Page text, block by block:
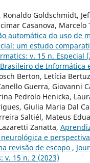
Ronaldo Goldschmidt,
Casanova, Marcelo
automática do uso de
um estudo
v. 15 n. Especial
de Informática
Berton, Letícia
Guerra, Giovanni
Pedrolo Henicka,
Giulia Maria Dal
Saltiél, Mateus
Zanatta,
e
revisão de escopo ,
v. 15 n. 2 (2023)